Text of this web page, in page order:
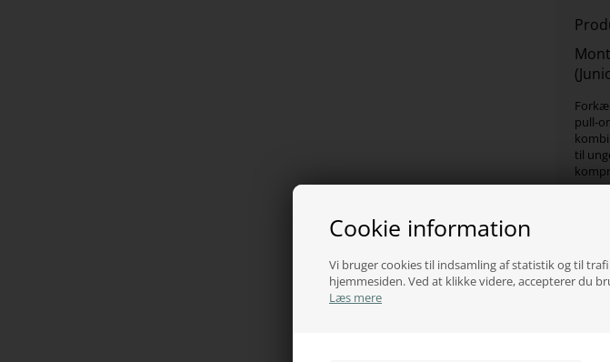
Cookie information
Vi bruger cookies til indsamling af statistik og til
hjemmesiden. Ved at klikke videre, accepterer du
Læs mere
pull-
til